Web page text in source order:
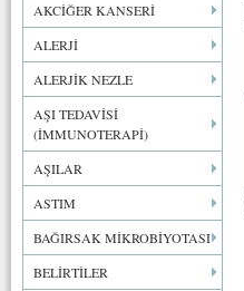
AKCİĞER KANSERİ
ALERJİ
ALERJİK NEZLE
AŞI TEDAVİSİ
(İMMUNOTERAPİ)
AŞILAR
ASTIM
BAĞIRSAK MİKROBİYOTASI
BELİRTİLER